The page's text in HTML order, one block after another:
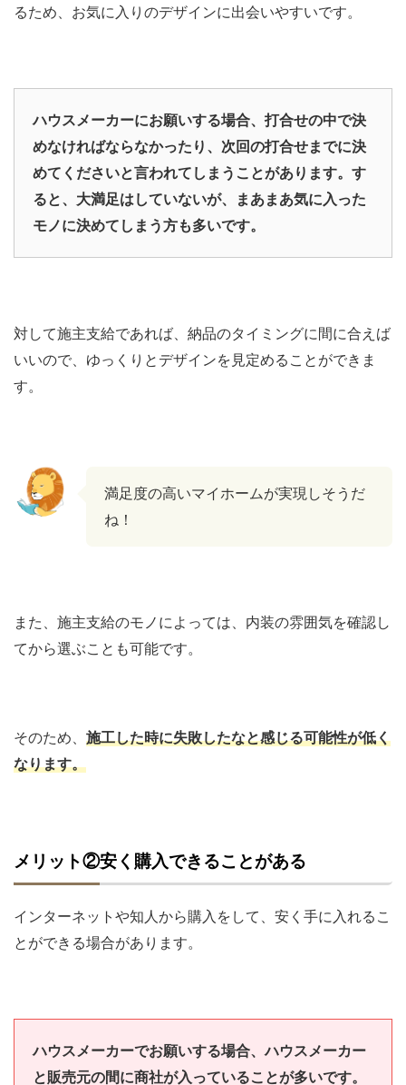
るため、お気に入りのデザインに出会いやすいです。
ハウスメーカーにお願いする場合、打合せの中で決
めなければならなかったり、次回の打合せまでに決
めてくださいと言われてしまうことがあります。す
ると、大満足はしていないが、まあまあ気に入った
モノに決めてしまう方も多いです。
対して施主支給であれば、納品のタイミングに間に合えば
いいので、ゆっくりとデザインを見定めることができま
す。
満足度の高いマイホームが実現しそうだ
ね！
また、施主支給のモノによっては、内装の雰囲気を確認し
てから選ぶことも可能です。
そのため、 施工した時に失敗したなと感じる可能性が低く
なります。
メリット②安く購入できることがある
インターネットや知人から購入をして、安く手に入れるこ
とができる場合があります。
ハウスメーカーでお願いする場合、ハウスメーカー
と販売元の間に商社が入っていることが多いです。